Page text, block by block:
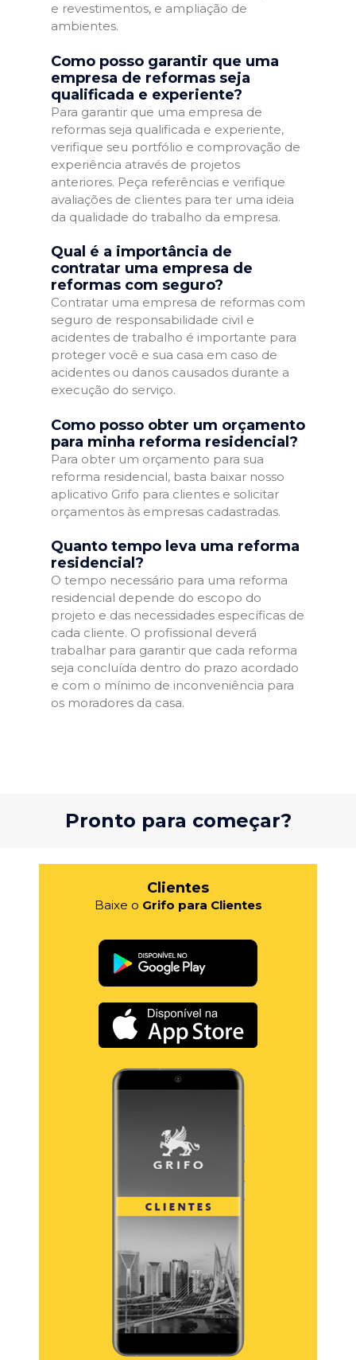
e revestimentos, e ampliação de
ambientes.
Como posso garantir que uma
empresa de reformas seja
qualificada e experiente?
Para garantir que uma empresa de
reformas seja qualificada e experiente,
verifique seu portfólio e comprovação de
experiência através de projetos
anteriores. Peça referências e verifique
avaliações de clientes para ter uma ideia
da qualidade do trabalho da empresa.
Qual é a importância de
contratar uma empresa de
reformas com seguro?
Contratar uma empresa de reformas com
seguro de responsabilidade civil e
acidentes de trabalho é importante para
proteger você e sua casa em caso de
acidentes ou danos causados durante a
execução do serviço.
Como posso obter um orçamento
para minha reforma residencial?
Para obter um orçamento para sua
reforma residencial, basta baixar nosso
aplicativo Grifo para clientes e solicitar
orçamentos às empresas cadastradas.
Quanto tempo leva uma reforma
residencial?
O tempo necessário para uma reforma
residencial depende do escopo do
projeto e das necessidades específicas de
cada cliente. O profissional deverá
trabalhar para garantir que cada reforma
seja concluída dentro do prazo acordado
e com o mínimo de inconveniência para
os moradores da casa.
Pronto para começar?
Clientes
Baixe o Grifo para Clientes